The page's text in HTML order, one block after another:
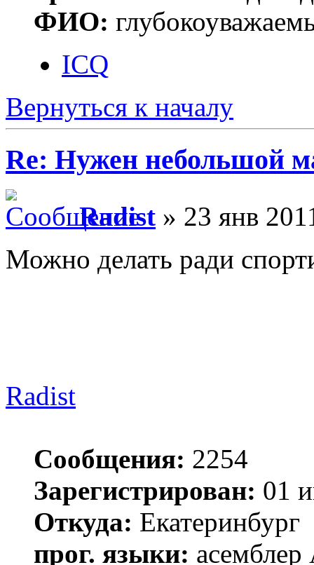
ФИО:
ICQ
Вернуться к началу
Re: Нужен небольшой
Radist » 23 янв
Можно делать ради
Radist
Сообщения: 2254
Зарегистрирован: 01
Откуда: Екатеринбург
прог. языки: асемблер